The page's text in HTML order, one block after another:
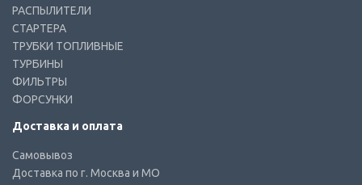
РАСПЫЛИТЕЛИ
СТАРТЕРА
ТРУБКИ ТОПЛИВНЫЕ
ТУРБИНЫ
ФИЛЬТРЫ
ФОРСУНКИ
Доставка и оплата
Самовывоз
Доставка по г. Москва и МО